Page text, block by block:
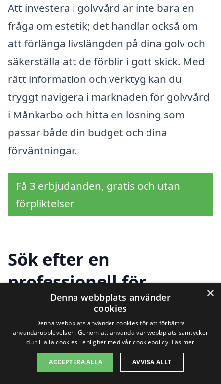
Att investera i golvvård är inte bara en
fråga om estetik; det handlar också om
att förlänga livslängden på dina golv och
säkerställa att de förblir i gott skick. Med
rätt information och verktyg kan du
tryggt navigera i marknaden för golvvård
i Månkarbo och hitta en lösning som
passar både din budget och dina
förväntningar.
Få 3 erbjudanden, gratis och utan
förpliktelser
Sök efter en
professionell för
golvvård i andra städer
nära Månkarbo
Att hitta rätt hjälp för golvvård i
×
Denna webbplats använder
cookies
Denna webbplats använder cookies för att förbättra
användarupplevelsen. Genom att använda vår webbplats samtycker
du till alla cookies i enlighet med vår cookiepolicy. Läs mer
ACCEPTERA ALLA AVVISA ALLT